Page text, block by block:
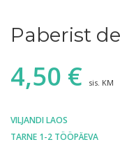
Paberist
4,50 € sis. KM
VILJANDI LAOS
TARNE 1-2 TÖÖPÄEVA